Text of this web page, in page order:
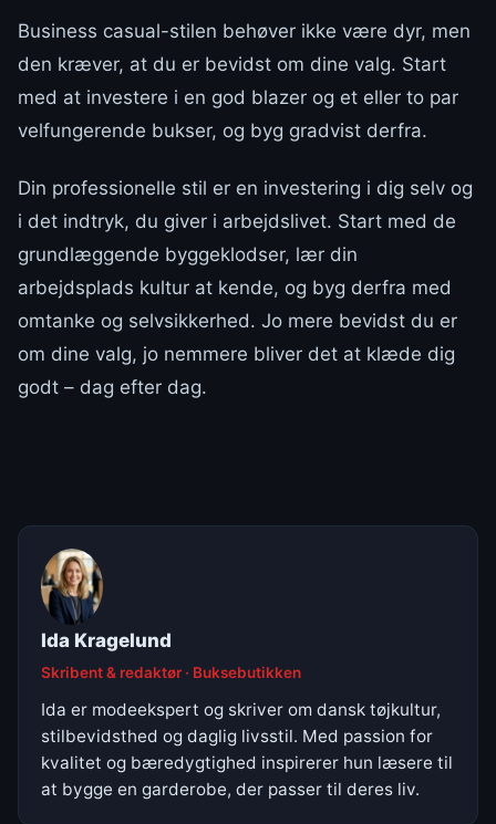
Business casual-stilen behøver ikke være dyr, men
den kræver, at du er bevidst om dine valg. Start
med at investere i en god blazer og et eller to par
velfungerende bukser, og byg gradvist derfra.
Din professionelle stil er en investering i dig selv og
i det indtryk, du giver i arbejdslivet. Start med de
grundlæggende byggeklodser, lær din
arbejdsplads kultur at kende, og byg derfra med
omtanke og selvsikkerhed. Jo mere bevidst du er
om dine valg, jo nemmere bliver det at klæde dig
godt – dag efter dag.
Ida Kragelund
Skribent & redaktør · Buksebutikken
Ida er modeekspert og skriver om dansk tøjkultur,
stilbevidsthed og daglig livsstil. Med passion for
kvalitet og bæredygtighed inspirerer hun læsere til
at bygge en garderobe, der passer til deres liv.